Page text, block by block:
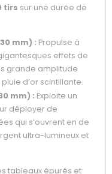
tirs sur une durée de
mm) : Propulse à
effets de
grande amplitude
d’or scintillante.
mm) : Exploite un
déployer de
qui s’ouvrent en de
ultra-lumineux et
tableaux épurés et